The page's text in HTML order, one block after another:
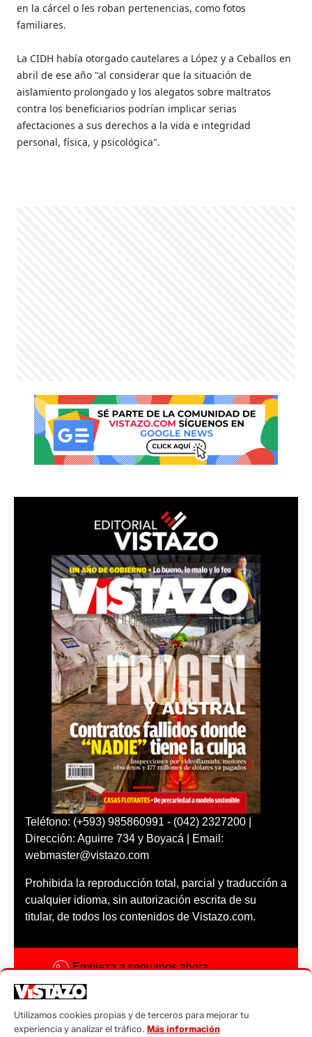
en la cárcel o les roban pertenencias, como fotos
familiares.
La CIDH había otorgado cautelares a López y a Ceballos en
abril de ese año "al considerar que la situación de
aislamiento prolongado y los alegatos sobre maltratos
contra los beneficiarios podrían implicar serias
afectaciones a sus derechos a la vida e integridad
personal, física, y psicológica".
Teléfono: (+593) 985860991 - (042) 2327200 |
Dirección: Aguirre 734 y Boyacá | Email:
webmaster@vistazo.com
Prohibida la reproducción total, parcial y traducción a
cualquier idioma, sin autorización escrita de su
titular, de todos los contenidos de Vistazo.com.
Empieza a seguirnos ahora
Código ética
Utilizamos cookies propias y de terceros para mejorar tu
experiencia y analizar el tráfico. Más información